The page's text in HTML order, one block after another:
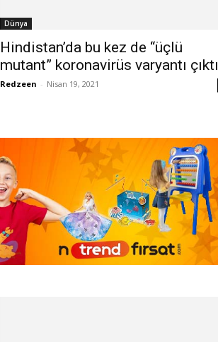
Dünya
Hindistan’da bu kez de “üçlü
mutant” koronavirüs varyantı çıktı
Redzeen - Nisan 19, 2021